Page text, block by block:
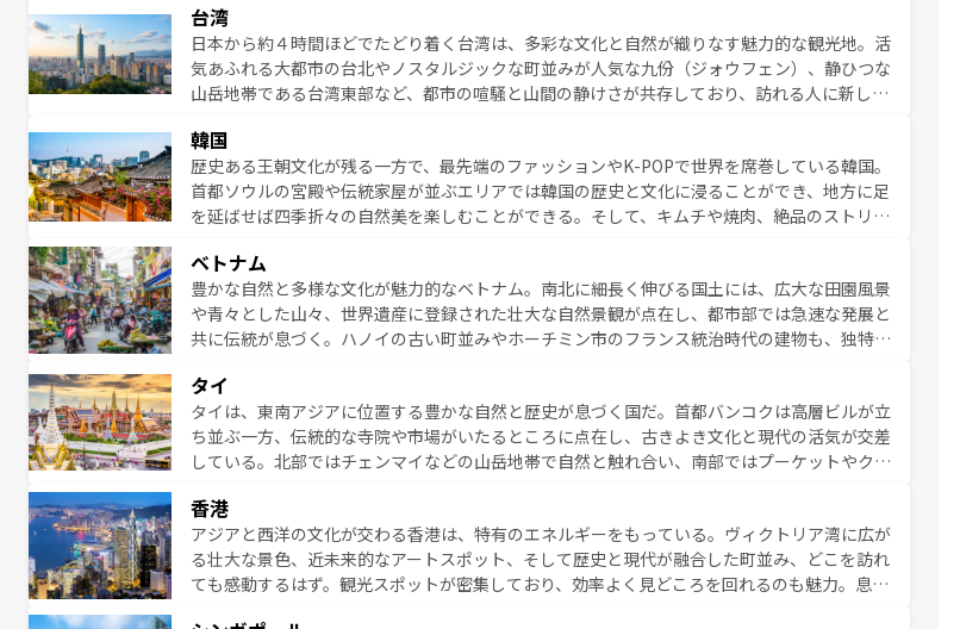
豊かで、美味しいものであふれている。アクティビティも充実しており、サーフィンやダイビ
ング、ハイキングなど、アウトドア好きにはたまらない。オーストラリアの多彩な魅力を存分
に味わいつくそう。 なお、新着のオーストラリア情報はコンテンツ一覧を参照してほしい。
台湾
日本から約４時間ほどでたどり着く台湾は、多彩な文化と自然が織りなす魅力的な観光地。活
気あふれる大都市の台北やノスタルジックな町並みが人気な九份（ジォウフェン）、静ひつな
山岳地帯である台湾東部など、都市の喧騒と山間の静けさが共存しており、訪れる人に新しい
から高級料理、ヘルシーで美容にもいいと評判のスイーツなど、バラエティ豊かな料理が味わ
える。 なお、新着の台湾情報はコンテンツ一覧を参照してほしい。
韓国
歴史ある王朝文化が残る一方で、最先端のファッションやK-POPで世界を席巻している韓国。
首都ソウルの宮殿や伝統家屋が並ぶエリアでは韓国の歴史と文化に浸ることができ、地方に足
を延ばせば四季折々の自然美を楽しむことができる。そして、キムチや焼肉、絶品のストリー
能できる。あたたかいホスピタリティに包まれながら、韓国の多彩な魅力を心ゆくまで味わっ
てみてほしい。 なお、新着の韓国情報はコンテンツ一覧を参照してほしい。
ベトナム
豊かな自然と多様な文化が魅力的なベトナム。南北に細長く伸びる国土には、広大な田園風景
や青々とした山々、世界遺産に登録された壮大な自然景観が点在し、都市部では急速な発展と
共に伝統が息づく。ハノイの古い町並みやホーチミン市のフランス統治時代の建物も、独特の
まないベトナム料理も魅力のひとつ。フォーやバインミー、ベトナムコーヒーなどは、ぜひ現
地で味わいたい。どの地域を訪れてもあたたかい人々が旅行者を迎えてくれるので、きっと忘
れられない旅になるはずだ。 なお、新着のベトナム情報はコンテンツ一覧を参照してほし
い。
タイ
タイは、東南アジアに位置する豊かな自然と歴史が息づく国だ。首都バンコクは高層ビルが立
ち並ぶ一方、伝統的な寺院や市場がいたるところに点在し、古きよき文化と現代の活気が交差
している。北部ではチェンマイなどの山岳地帯で自然と触れ合い、南部ではプーケットやクラ
ら高級レストランまで味覚を刺激する。気候は一年中温暖で、どの季節にも異なる楽しみが待
っている。親しみやすいタイの人々、仏教を中心とした文化、そして多様な観光資源が、訪れ
る旅人を魅了し続ける。 なお、新着のタイ情報はコンテンツ一覧を参照してほしい。
香港
アジアと西洋の文化が交わる香港は、特有のエネルギーをもっている。ヴィクトリア湾に広が
る壮大な景色、近未来的なアートスポット、そして歴史と現代が融合した町並み、どこを訪れ
ても感動するはず。観光スポットが密集しており、効率よく見どころを回れるのも魅力。息を